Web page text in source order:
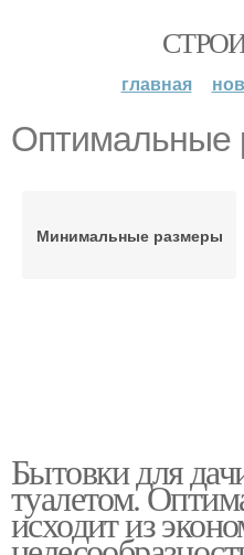
главная
Оптимальные
Минимальные размеры
Бытовки для
туалетом.
исходит из